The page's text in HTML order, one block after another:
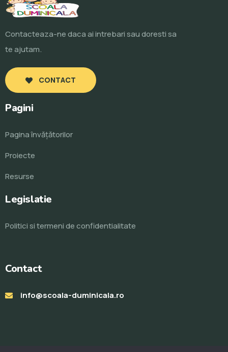
Contacteaza-ne daca ai intrebari sau doresti sa
te ajutam.
CONTACT
Pagini
Pagina învăţătorilor
Proiecte
Resurse
Legislatie
Politici si termeni de confidentialitate
Contact
info@scoala-duminicala.ro